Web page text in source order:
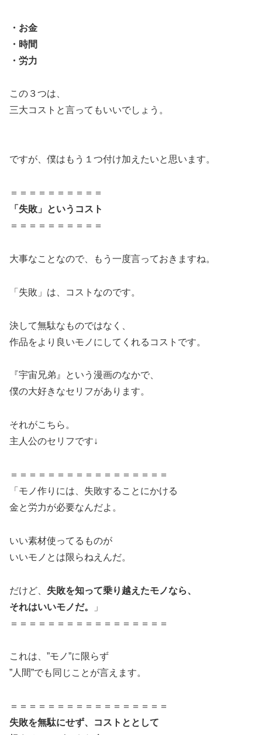
・お金
・時間
・労力
この３つは、
三大コストと言ってもいいでしょう。
ですが、僕はもう１つ付け加えたいと思います。
＝＝＝＝＝＝＝＝＝＝
「失敗」というコスト
＝＝＝＝＝＝＝＝＝＝
大事なことなので、もう一度言っておきますね。
「失敗」は、コストなのです。
決して無駄なものではなく、
作品をより良いモノにしてくれるコストです。
『宇宙兄弟』という漫画のなかで、
僕の大好きなセリフがあります。
それがこちら。
主人公のセリフです↓
＝＝＝＝＝＝＝＝＝＝＝＝＝＝＝＝＝
「モノ作りには、失敗することにかける
金と労力が必要なんだよ。
いい素材使ってるものが
いいモノとは限らねえんだ。
だけど、 失敗を知って乗り越えたモノなら、
それはいいモノだ。
」
＝＝＝＝＝＝＝＝＝＝＝＝＝＝＝＝＝
これは、”モノ”に限らず
”人間”でも同じことが言えます。
＝＝＝＝＝＝＝＝＝＝＝＝＝＝＝＝＝
失敗を無駄にせず、コストととして